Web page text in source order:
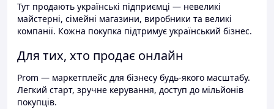
Тут продають українські підприємці — невеликі
майстерні, сімейні магазини, виробники та великі
компанії. Кожна покупка підтримує український бізнес.
Для тих, хто продає онлайн
Prom — маркетплейс для бізнесу будь-якого масштабу.
Легкий старт, зручне керування, доступ до мільйонів
покупців.